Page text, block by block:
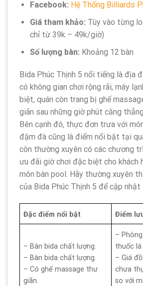
Facebook: Hệ Thống Billiards
Giá tham khảo: Tùy vào từng
chỉ từ 39k – 49k/giờ)
Số lượng bàn: Khoảng 12 bàn
Bida Phúc Thịnh 5 nổi tiếng là địa
có không gian chơi rộng rãi, máy
biệt, quán còn trang bị ghế
giãn sau những giờ phút căng
Bên cạnh đó, thực đơn trưa với
đậm đà cũng là điểm nổi bật tại
còn thường xuyên có các chương
ưu đãi giờ chơi đặc biệt cho khách
môn bàn pool. Hãy thường xuyên
của Bida Phúc Thịnh 5 để cập
Đặc điểm nổi bật Điểm
– Bàn bida chất lượng.
– Bàn bida chất lượng.
– Có ghế massage thư
giãn.
–
thuốc lá
– Giá
chưa
so với